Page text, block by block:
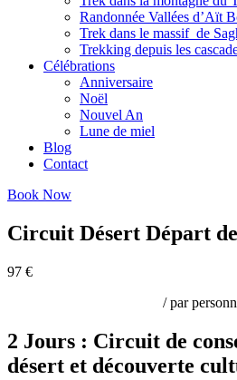
Randonnée Vallées d’Aït
Trek dans le massif de
Trekking depuis les
Célébrations
Anniversaire
Noël
Nouvel An
Lune de miel
Blog
Contact
Book Now
Circuit Désert Départ
97 €
/ par
2 Jours : Circuit de
désert et découverte